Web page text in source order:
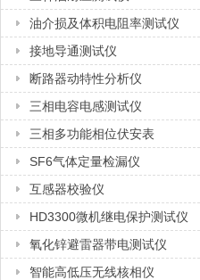
油介损及体积电阻率测试仪
接地导通测试仪
断路器动特性分析仪
三相电容电感测试仪
三相多功能相位伏安表
SF6气体定量检漏仪
互感器校验仪
HD3300微机继电保护测试仪
氧化锌避雷器带电测试仪
智能高低压无线核相仪